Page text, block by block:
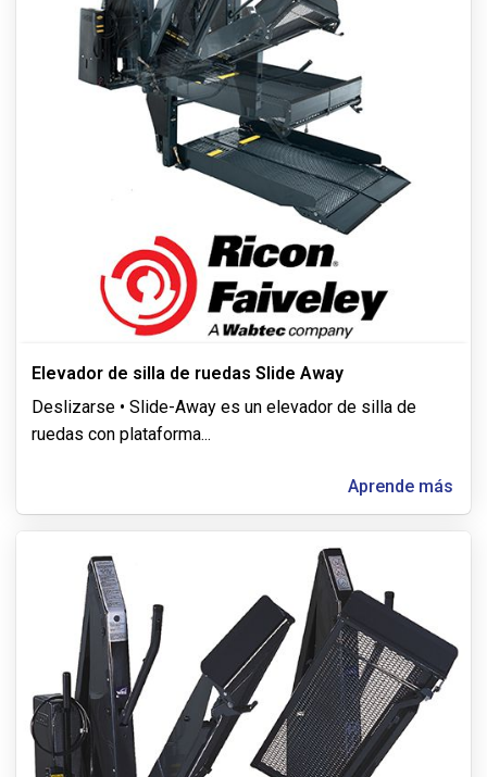
Elevador de silla de ruedas Slide Away
Deslizarse • Slide-Away es un elevador de silla de
ruedas con plataforma...
Aprende más